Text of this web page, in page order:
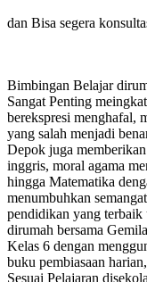
dan Bisa segera
Bimbingan Belajar
Sangat Penting
berekspresi menghafal,
yang salah menjadi
Depok juga
inggris, moral agama
hingga Matematika
menumbuhkan
pendidikan yang terbaik
dirumah bersama
Kelas 6 dengan
buku pembiasaan
Sesuai Pelajaran